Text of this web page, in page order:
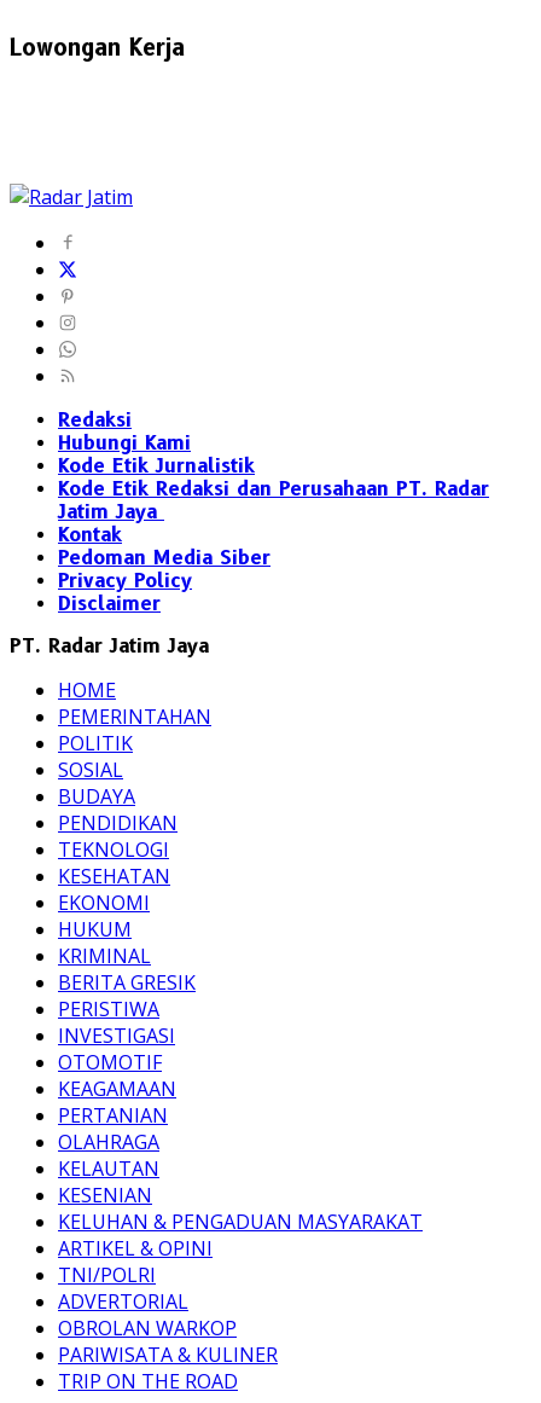
Lowongan Kerja
Redaksi
Hubungi Kami
Kode Etik Jurnalistik
Kode Etik Redaksi dan Perusahaan PT. Radar
Jatim Jaya
Kontak
Pedoman Media Siber
Privacy Policy
Disclaimer
PT. Radar Jatim Jaya
HOME
PEMERINTAHAN
POLITIK
SOSIAL
BUDAYA
PENDIDIKAN
TEKNOLOGI
KESEHATAN
EKONOMI
HUKUM
KRIMINAL
BERITA GRESIK
PERISTIWA
INVESTIGASI
OTOMOTIF
KEAGAMAAN
PERTANIAN
OLAHRAGA
KELAUTAN
KESENIAN
KELUHAN & PENGADUAN MASYARAKAT
ARTIKEL & OPINI
TNI/POLRI
ADVERTORIAL
OBROLAN WARKOP
PARIWISATA & KULINER
TRIP ON THE ROAD